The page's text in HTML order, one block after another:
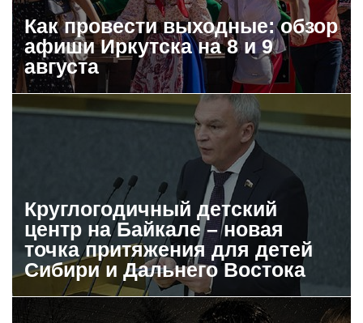
Как провести выходные: обзор
афиши Иркутска на 8 и 9
августа
Круглогодичный детский
центр на Байкале – новая
точка притяжения для детей
Сибири и Дальнего Востока